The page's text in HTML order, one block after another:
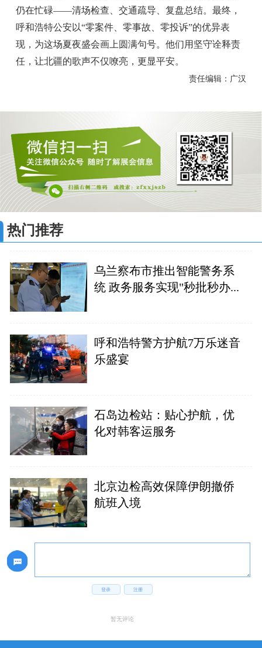
仍在忙碌——清场检查、交通疏导、复盘总结。最终，
呼和浩特公安以“零案件、零事故、零投诉”的优异表
现，为这场夏夜盛会画上圆满句号。他们用坚守诠释责
任，让北疆的歌声不仅嘹亮，更显平安。
责任编辑：广汉
热门推荐
乌兰察布市推出智能警务系
统 政务服务实现"秒批秒办...
呼和浩特警方护航7万乐迷音
乐盛宴
石岛边检站：贴心护航，优
化对韩客运服务
北京边检高效保障伊朗撤侨
航班入境
登录 注册
暂无评论